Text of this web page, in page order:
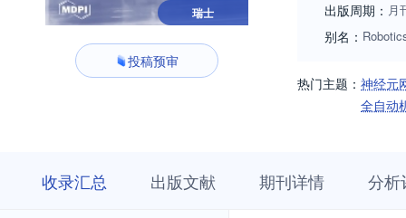
瑞士
投稿预审
出版周期： 月
别名：
热门主题： 神经元
全自动
收录汇总 出版文献 期刊详情 分析